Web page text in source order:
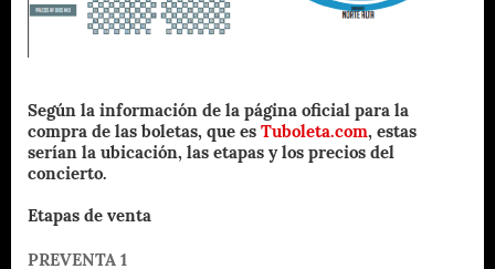
Según la información de la página oficial para la
compra de las boletas, que es Tuboleta.com, estas
serían la ubicación, las etapas y los precios del
concierto.
Etapas de venta
PREVENTA 1